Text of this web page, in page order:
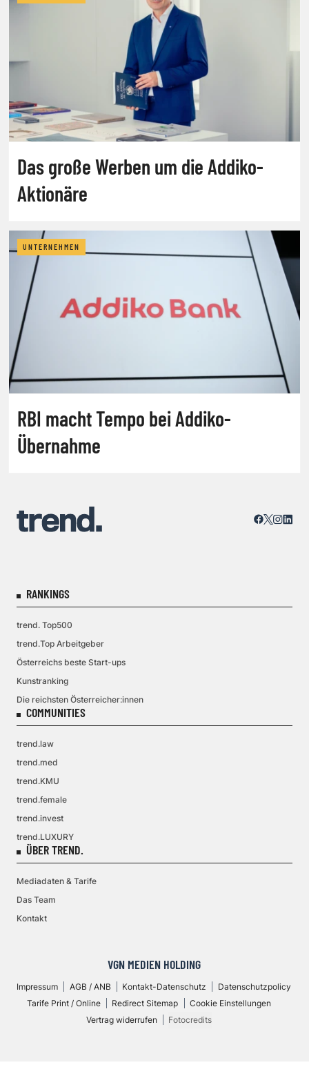
Das große Werben um die Addiko-
Aktionäre
UNTERNEHMEN
RBI macht Tempo bei Addiko-
Übernahme
RANKINGS
trend. Top500
trend.Top Arbeitgeber
Österreichs beste Start-ups
Kunstranking
Die reichsten Österreicher:innen
COMMUNITIES
trend.law
trend.med
trend.KMU
trend.female
trend.invest
trend.LUXURY
ÜBER TREND.
Mediadaten & Tarife
Das Team
Kontakt
VGN MEDIEN HOLDING
Impressum AGB / ANB Kontakt-Datenschutz
Datenschutzpolicy
Tarife Print / Online
Redirect Sitemap
Cookie Einstellungen
Vertrag widerrufen
Fotocredits